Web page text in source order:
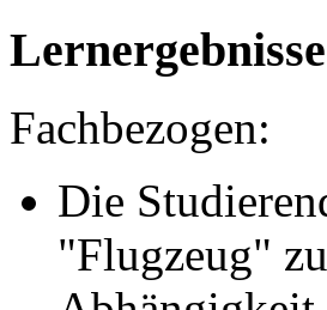
Fachbezogen:
Die
"Flugzeug"